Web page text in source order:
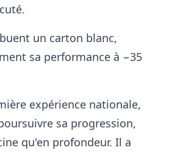
un carton blanc,
sa performance à −35
expérience nationale,
sa progression,
qu'en profondeur. Il a